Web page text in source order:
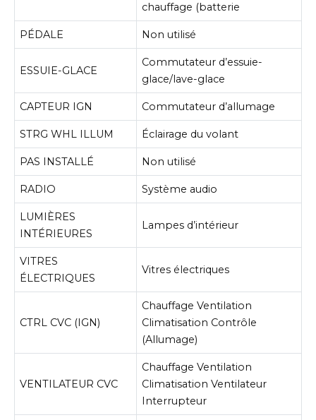
chauffage (batterie
PÉDALE Non utilisé
ESSUIE-GLACE
Commutateur d’essuie-
glace/lave-glace
CAPTEUR IGN Commutateur d’allumage
STRG WHL ILLUM Éclairage du volant
PAS INSTALLÉ Non utilisé
RADIO Système audio
LUMIÈRES
INTÉRIEURES
Lampes d’intérieur
VITRES
ÉLECTRIQUES
Vitres électriques
CTRL CVC (IGN)
Chauffage Ventilation
Climatisation Contrôle
(Allumage)
VENTILATEUR CVC
Chauffage Ventilation
Climatisation Ventilateur
Interrupteur